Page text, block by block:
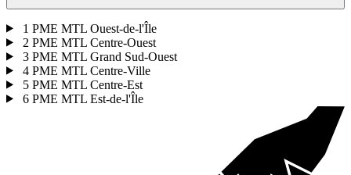
1 PME MTL Ouest-de-l'Île
2 PME MTL Centre-Ouest
3 PME MTL Grand Sud-Ouest
4 PME MTL Centre-Ville
5 PME MTL Centre-Est
6 PME MTL Est-de-l'Île